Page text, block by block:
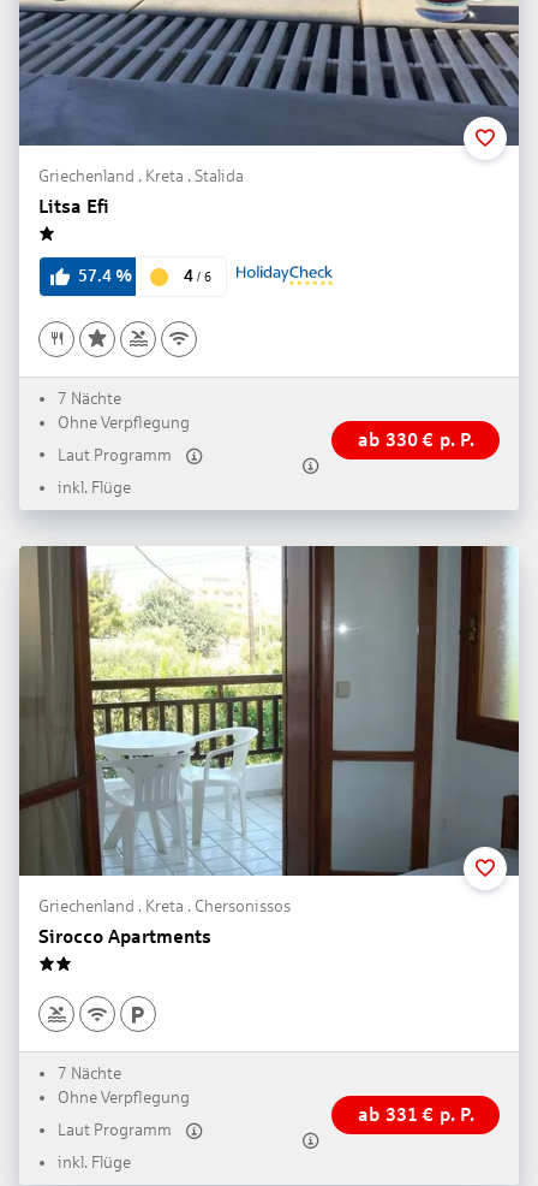
Griechenland . Kreta . Stalida
Litsa Efi
57.4% 4 / 6
7 Nächte
Ohne Verpflegung
Laut Programm
inkl. Flüge
ab 330€ p. P.
Griechenland . Kreta . Chersonissos
Sirocco Apartments
7 Nächte
Ohne Verpflegung
Laut Programm
inkl. Flüge
ab 331 € p. P.